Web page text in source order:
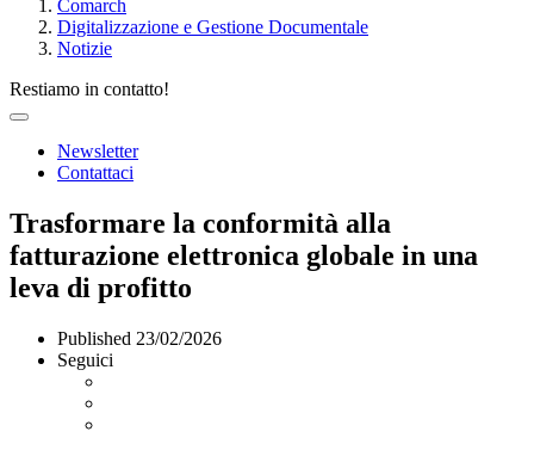
Comarch
Digitalizzazione e Gestione Documentale
Notizie
Restiamo in contatto!
Newsletter
Contattaci
Trasformare la conformità alla
fatturazione elettronica globale in una
leva di profitto
Published 23/02/2026
Seguici